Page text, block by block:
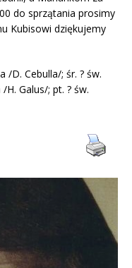
do sprzątania prosimy
Kubisowi dziękujemy
/D. Cebulla/; śr. ? św.
H. Galus/; pt. ? św.